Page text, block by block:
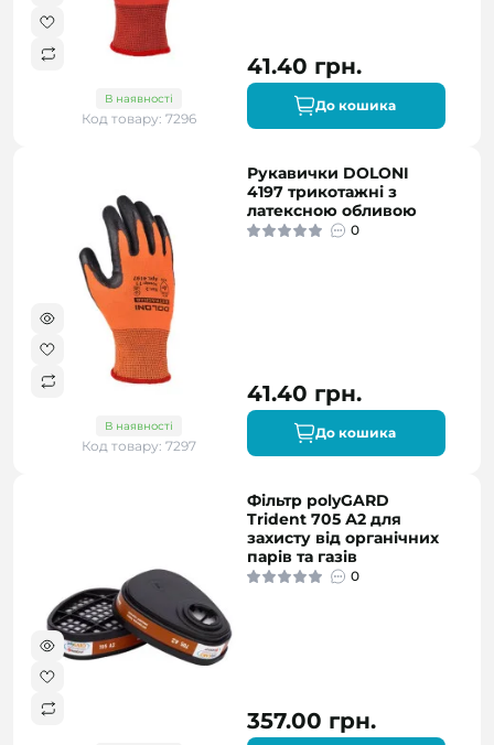
В наявності
Код товару: 7296
41.40 грн.
До кошика
В наявності
Код товару: 7297
Рукавички DOLONI
4197 трикотажні з
латексною обливою
0
41.40 грн.
До кошика
Фільтр polyGARD
Trident 705 А2 для
захисту від органічних
парів та газів
0
357.00 грн.